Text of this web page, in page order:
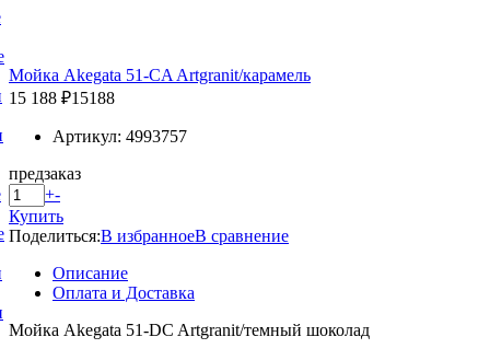
Мойка Akegata 51-CA Artgranit/карамель
15 188 ₽15188
Артикул: 4993757
предзаказ
+-
Купить
Поделиться:В избранноеВ сравнение
Описание
Оплата и Доставка
Мойка Akegata 51-DC Artgranit/темный шоколад